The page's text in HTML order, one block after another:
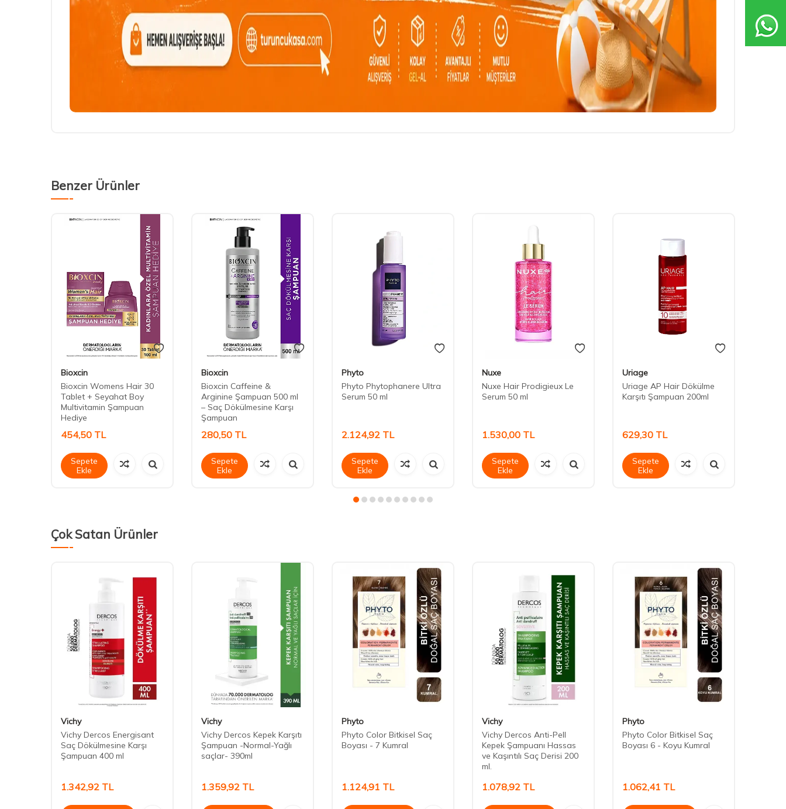
Benzer Ürünler
Bioxcin
Bioxcin Womens Hair 30
Tablet + Seyahat Boy
Multivitamin Şampuan
Hediye
454,50 TL
Sepete
Ekle
Bioxcin
Bioxcin Caffeine &
Arginine Şampuan 500 ml
– Saç Dökülmesine Karşı
Şampuan
280,50 TL
Sepete
Ekle
Phyto
Phyto Phytophanere Ultra
Serum 50 ml
2.124,92 TL
Sepete
Ekle
Nuxe
Nuxe Hair Prodigieux Le
Serum 50 ml
1.530,00 TL
Sepete
Ekle
Uriage
Uriage AP Hair Dökülme
Karşıtı Şampuan 200ml
629,30 TL
Sepete
Ekle
Çok Satan Ürünler
Vichy
Vichy Dercos Energisant
Saç Dökülmesine Karşı
Şampuan 400 ml
1.342,92 TL
Vichy
Vichy Dercos Kepek Karşıtı
Şampuan -Normal-Yağlı
saçlar- 390ml
1.359,92 TL
Phyto
Phyto Color Bitkisel Saç
Boyası - 7 Kumral
1.124,91 TL
Vichy
Vichy Dercos Anti-Pell
Kepek Şampuanı Hassas
ve Kaşıntılı Saç Derisi 200
ml.
1.078,92 TL
Phyto
Phyto Color Bitkisel Saç
Boyası 6 - Koyu Kumral
1.062,41 TL